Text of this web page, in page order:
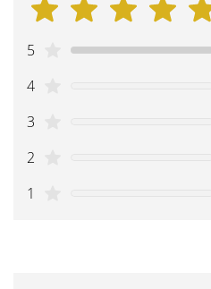
5
4
3
2
1